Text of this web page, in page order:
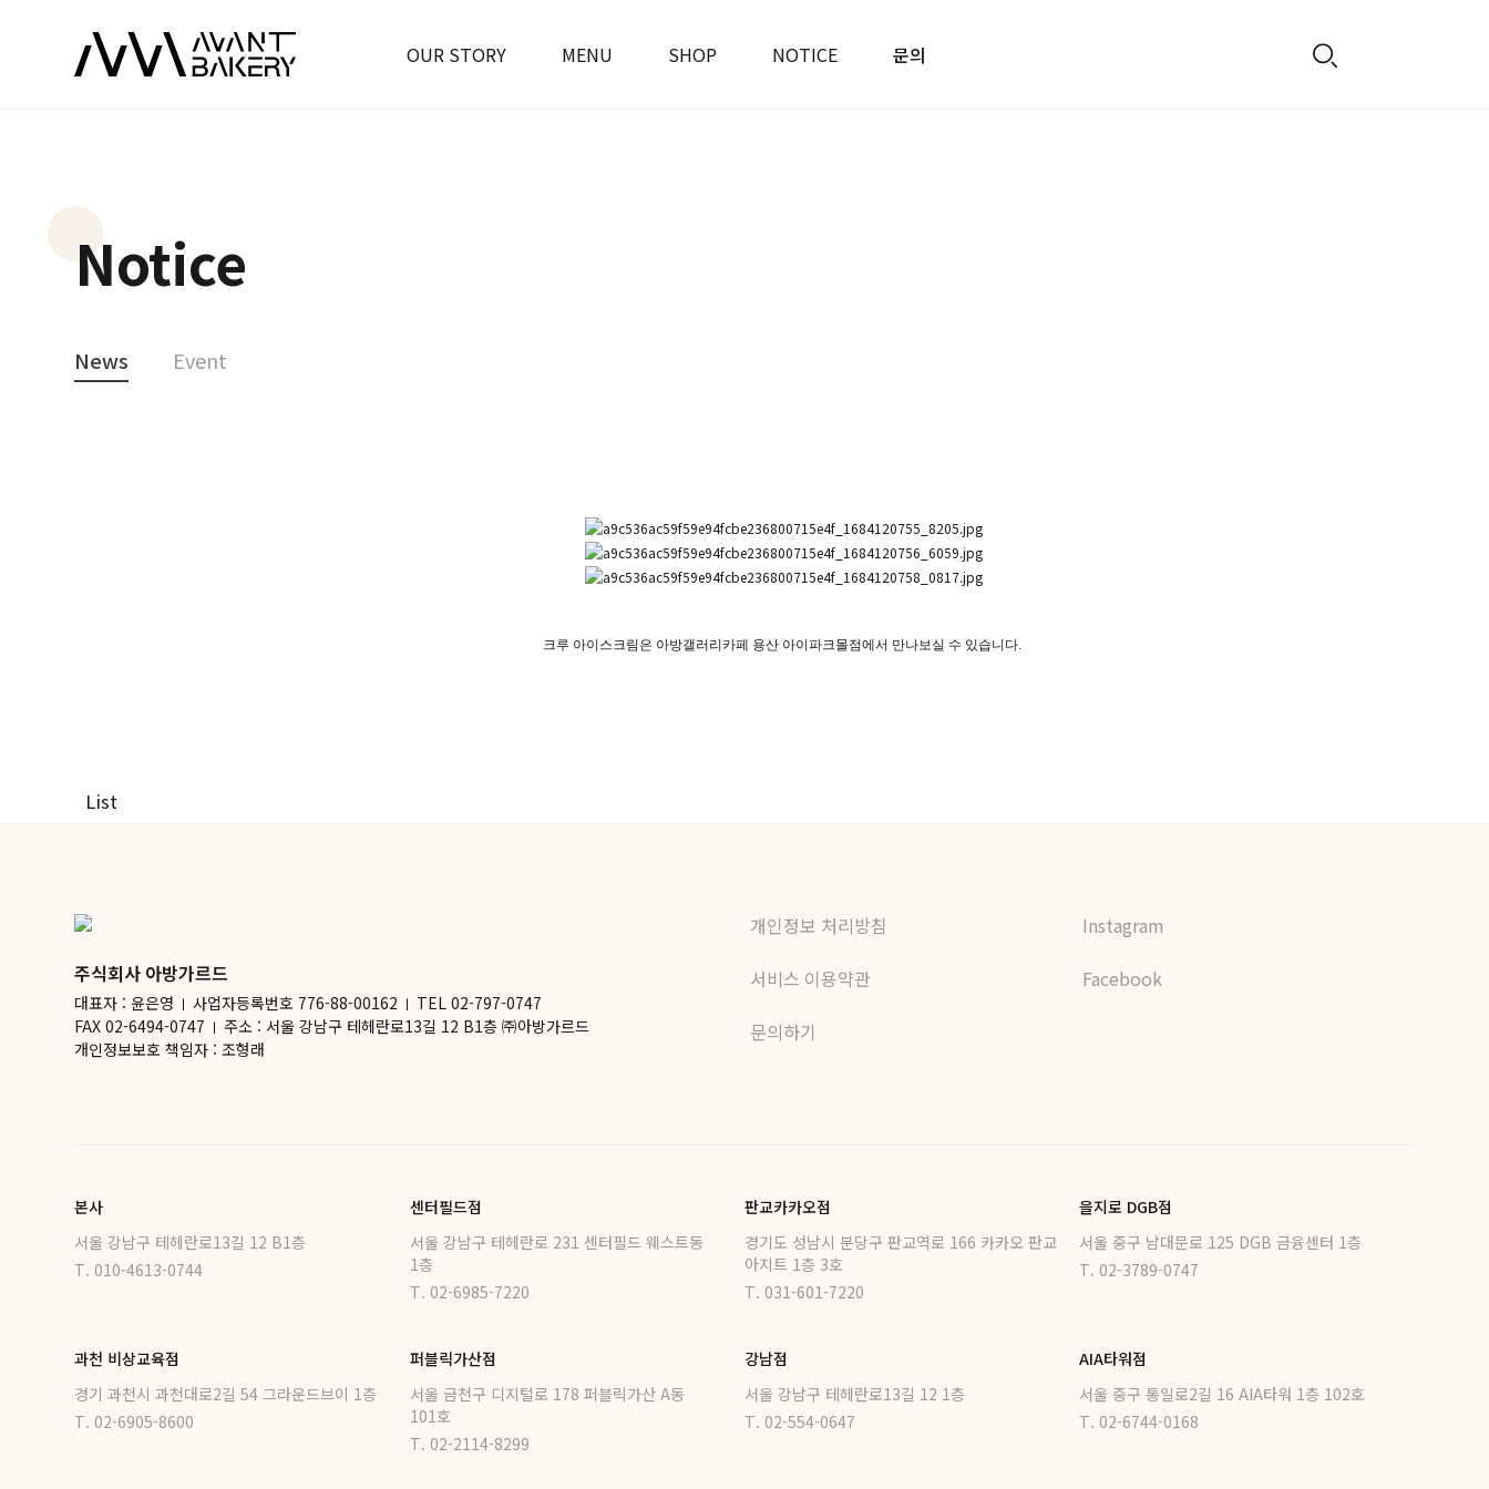
OUR STORY MENU SHOP NOTICE 문의
Notice
News Event
크루 아이스크림은 아방갤러리카페 용산 아이파크몰점에서 만나보실 수 있습니다.
List
주식회사 아방가르드
대표자 : 윤은영 ㅣ 사업자등록번호 776-88-00162 ㅣ TEL 02-797-0747
FAX 02-6494-0747 ㅣ 주소 : 서울 강남구 테헤란로13길 12 B1층 ㈜아방가르드
개인정보보호 책임자 : 조형래
Instagram
Facebook
개인정보 처리방침
서비스 이용약관
문의하기
본사
서울 강남구 테헤란로13길 12 B1층
T. 010-4613-0744
센터필드점
서울 강남구 테헤란로 231 센터필드 웨스트동
1층
T. 02-6985-7220
판교카카오점
경기도 성남시 분당구 판교역로 166 카카오 판교
아지트 1층 3호
T. 031-601-7220
을지로 DGB점
서울 중구 남대문로 125 DGB 금융센터 1층
T. 02-3789-0747
과천 비상교육점
경기 과천시 과천대로2길 54 그라운드브이 1층
T. 02-6905-8600
퍼블릭가산점
서울 금천구 디지털로 178 퍼블릭가산 A동
101호
T. 02-2114-8299
강남점
서울 강남구 테헤란로13길 12 1층
T. 02-554-0647
AIA타워점
서울 중구 통일로2길 16 AIA타워 1층 102호
T. 02-6744-0168